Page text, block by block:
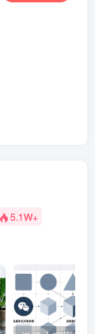
5.1W+